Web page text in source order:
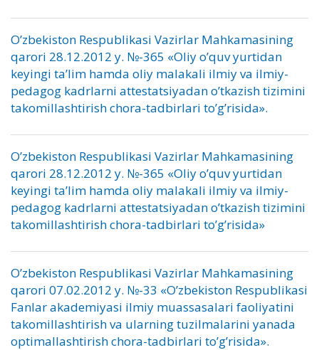
O’zbekiston Respublikasi Vazirlar Mahkamasining
qarori 28.12.2012 y. №-365 «Oliy o’quv yurtidan
keyingi ta’lim hamda oliy malakali ilmiy va ilmiy-
pedagog kadrlarni attestatsiyadan o’tkazish tizimini
takomillashtirish chora-tadbirlari to’g’risida».
O’zbekiston Respublikasi Vazirlar Mahkamasining
qarori 28.12.2012 y. №-365 «Oliy o’quv yurtidan
keyingi ta’lim hamda oliy malakali ilmiy va ilmiy-
pedagog kadrlarni attestatsiyadan o’tkazish tizimini
takomillashtirish chora-tadbirlari to’g’risida»
O’zbekiston Respublikasi Vazirlar Mahkamasining
qarori 07.02.2012 y. №-33 «O’zbekiston Respublikasi
Fanlar akademiyasi ilmiy muassasalari faoliyatini
takomillashtirish va ularning tuzilmalarini yanada
optimallashtirish chora-tadbirlari to’g’risida».